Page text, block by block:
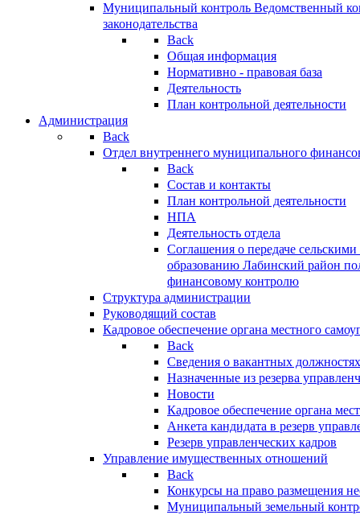
Муниципальный контроль Ведомственный
законодательства
Back
Общая информация
Нормативно - правовая база
Деятельность
План контрольной деятельности
Администрация
Back
Отдел внутреннего муниципального
Back
Состав и контакты
План контрольной деятельности
НПА
Деятельность отдела
Соглашения о передаче
образованию Лабинский район
финансовому контролю
Структура администрации
Руководящий состав
Кадровое обеспечение органа местного
Back
Сведения о вакантных
Назначенные из резерва
Новости
Кадровое обеспечение органа
Анкета кандидата в резерв
Резерв управленческих кадров
Управление имущественных отношений
Back
Конкурсы на право размещения
Муниципальный земельный